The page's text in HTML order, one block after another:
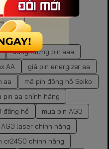
xác
nhà
dung lượng pin aaa
AA
giá pin energizer aa
aa
mã pin đồng hồ Seiko
pin aa chính hãng
đồng hồ
mua pin AG3
laser chính hãng
cr2450 chính hãng